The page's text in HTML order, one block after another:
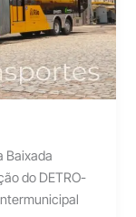
Baixada
do DETRO-